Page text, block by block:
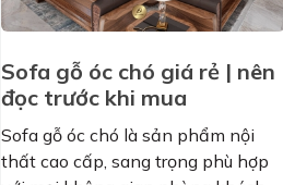
Sofa gỗ óc chó giá rẻ | nên
đọc trước khi mua
Sofa gỗ óc chó là sản phẩm nội
thất cao cấp, sang trọng phù hợp